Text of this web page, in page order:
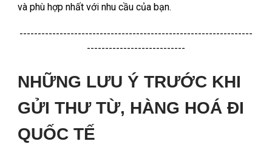
và phù hợp nhất với nhu cầu của bạn.
----------------------------------------------------------------
---------------------------
NHỮNG LƯU Ý TRƯỚC KHI
GỬI THƯ TỪ, HÀNG HOÁ ĐI
QUỐC TẾ